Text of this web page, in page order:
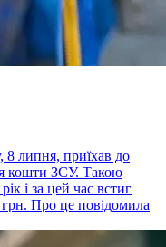
8 липня, приїхав до
кошти ЗСУ. Такою
і за цей час встиг
грн. Про це повідомила